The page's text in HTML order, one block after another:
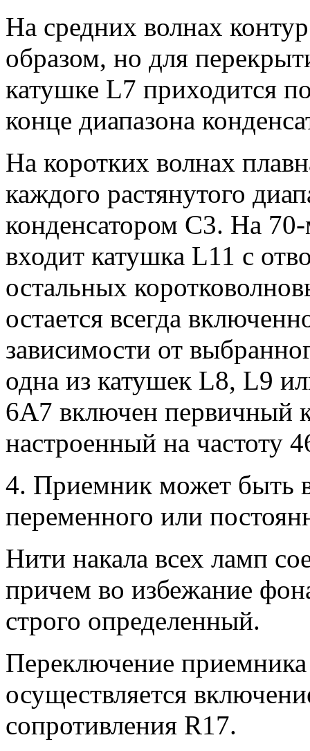
На средних волнах
образом, но для
катушке L7 приходится
конце диапазона
На коротких волнах
каждого растянутого
конденсатором С3. На
входит катушка L11 с
остальных
остается всегда
зависимости от
одна из катушек L8, L9
6А7 включен первичный
настроенный на частоту
4. Приемник может быть
переменного или
Нити накала всех ламп
причем во избежание
строго определенный.
Переключение
осуществляется
сопротивления R17.